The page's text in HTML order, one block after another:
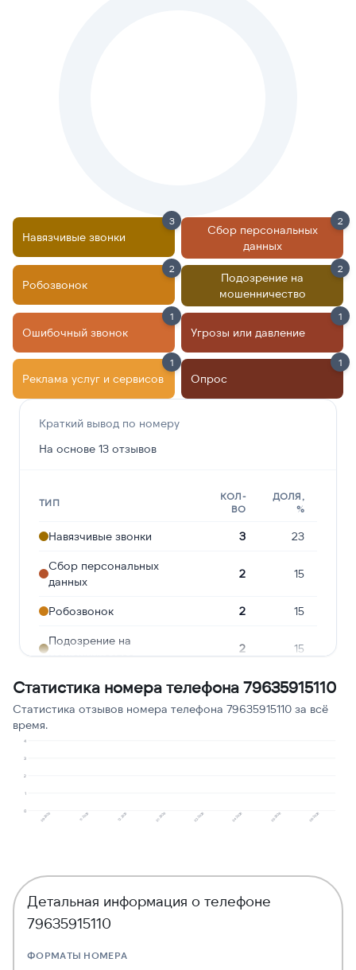
Навязчивые звонки
3
Сбор персональных
данных
2
Робозвонок
2
Подозрение на
мошенничество
2
Ошибочный звонок
1
Угрозы или давление
1
Реклама услуг и сервисов
1
Опрос
1
Краткий вывод по номеру
На основе 13 отзывов
ТИП
КОЛ-
ВО
ДОЛЯ,
%
Навязчивые звонки 3 23
Сбор персональных
данных
2 15
Робозвонок 2 15
Подозрение на
мошенничество
2 15
Ошибочный звонок 1 8
Угрозы или давление 1 8
Статистика номера телефона 79635915110
Статистика отзывов номера телефона 79635915110 за всё
время.
0
1
2
3
4
09.2025 11.2025 12.2025 01.2026 02.2026 04.2026 05.2026 06.2026
Детальная информация о телефоне
79635915110
ФОРМАТЫ НОМЕРА